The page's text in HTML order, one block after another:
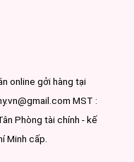
online gởi hàng tại
MST :
Phòng tài chính - kế
Minh cấp.